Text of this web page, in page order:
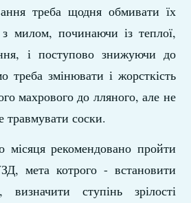
треба щодня обмивати їх
милом, починаючи із теплої,
і поступово знижуючи до
треба змінювати і жорсткість
махрового до лляного, але не
соски.
місяця рекомендовано пройти
мета котрого - встановити
ступінь зрілості